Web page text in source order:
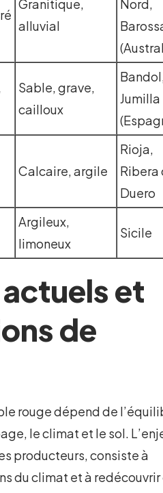
Granitique,
alluvial
Nord,
Sable, grave,
cailloux
Jumilla
Calcaire, argile
Rioja,
Ribera
Duero
Argileux,
limoneux
Sicile
et
de
rouge dépend de
le climat et le sol.
producteurs, consiste à
du climat et à redécouvrir